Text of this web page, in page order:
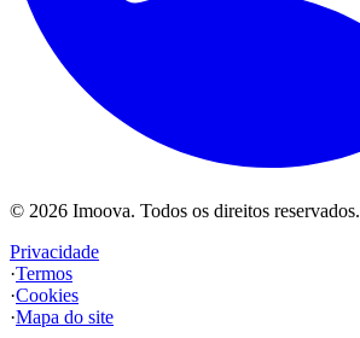
© 2026 Imoova. Todos os direitos reservados.
Privacidade
·Termos
·Cookies
·Mapa do site